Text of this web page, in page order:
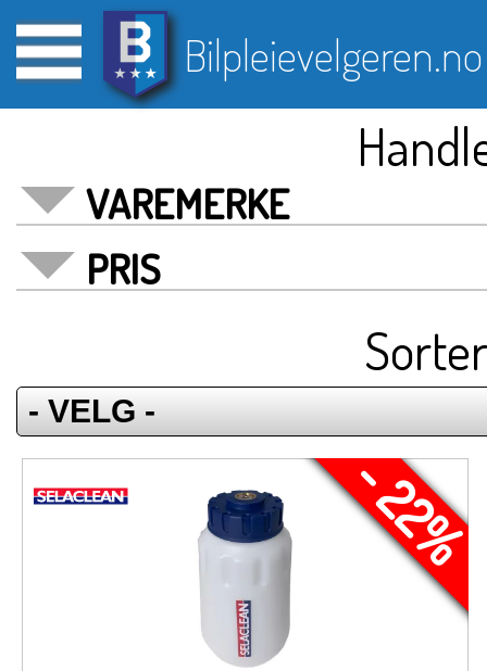
Bilpleievelgeren.no
VAREMERKE
PRIS
- 22%